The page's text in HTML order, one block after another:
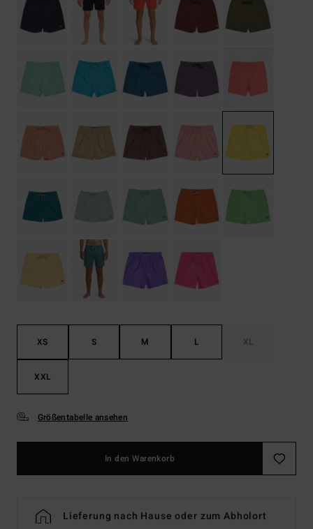
XS S M L XL
XXL
Größentabelle ansehen
In den Warenkorb
Lieferung nach Hause oder zum Abholort